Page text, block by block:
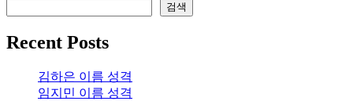
검색
Recent Posts
김하은 이름 성격
임지민 이름 성격